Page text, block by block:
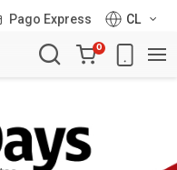
Pago Express
CL
Carro
de
0